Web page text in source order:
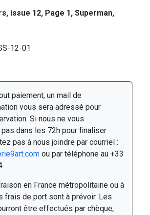
issue 12, Page 1, Superman,
12-01
paiement, un mail de
vous sera adressé pour
Si nous ne vous
dans les 72h pour finaliser
pas à nous joindre par courriel :
ou par téléphone au +33
en France métropolitaine ou à
frais de port sont à prévoir. Les
être effectués par chèque,